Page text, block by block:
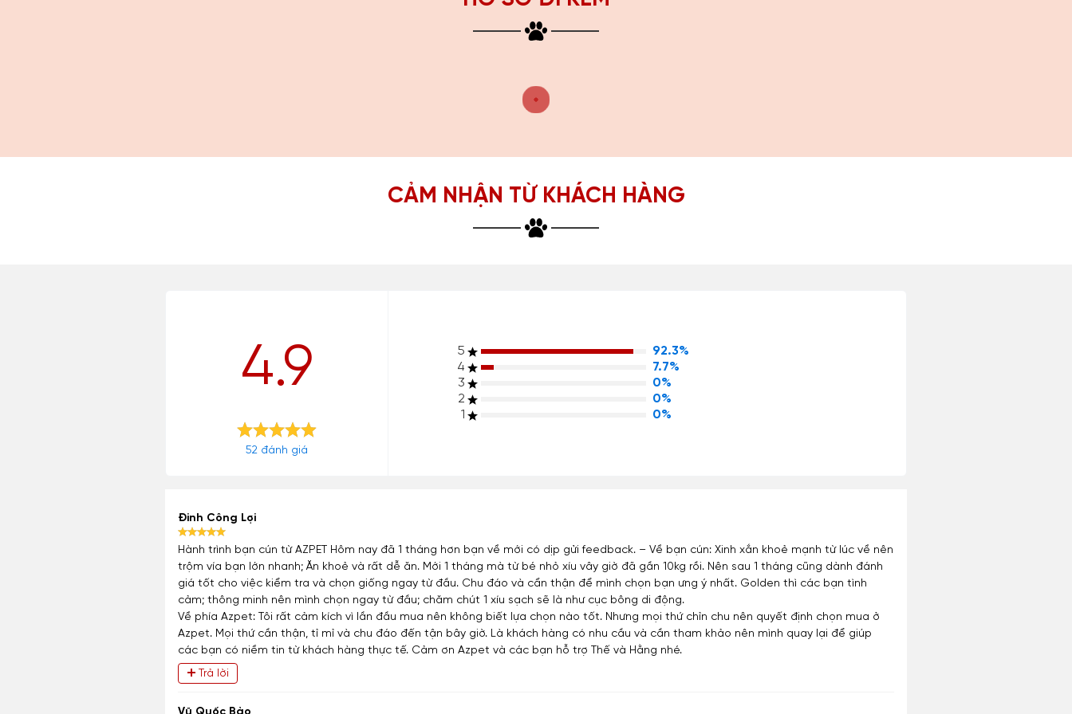
CẢM NHẬN TỪ KHÁCH HÀNG
4.9
52 đánh giá
5
92.3%
4
7.7%
3
0%
2
0%
1
0%
Đinh Công Lợi
Hành trình bạn cún từ AZPET Hôm nay đã 1 tháng hơn bạn về mới có dịp gửi feedback. – Về bạn cún: Xinh xắn khoẻ mạnh từ lúc về nên
trộm vía bạn lớn nhanh; Ăn khoẻ và rất dễ ăn. Mới 1 tháng mà từ bé nhỏ xíu vây giờ đã gần 10kg rồi. Nên sau 1 tháng cũng dành đánh
giá tốt cho việc kiểm tra và chọn giống ngay từ đầu. Chu đáo và cẩn thận để mình chọn bạn ưng ý nhất. Golden thì các bạn tình
cảm; thông minh nên mình chọn ngay từ đầu; chăm chút 1 xíu sạch sẽ là như cục bông di động.
Về phía Azpet: Tôi rất cảm kích vì lần đầu mua nên không biết lựa chọn nào tốt. Nhưng mọi thứ chỉn chu nên quyết định chọn mua ở
Azpet. Mọi thứ cần thận, tỉ mỉ và chu đáo đến tận bây giờ. Là khách hàng có nhu cầu và cần tham khảo nên mình quay lại để giúp
các bạn có niềm tin từ khách hàng thực tế. Cảm ơn Azpet và các bạn hỗ trợ Thế và Hằng nhé.
Trả lời
Vũ Quốc Bảo